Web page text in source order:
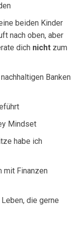
beiden Kinder
nach oben, aber
dich nicht zum
Banken
Mindset
habe ich
mit Finanzen
die gerne